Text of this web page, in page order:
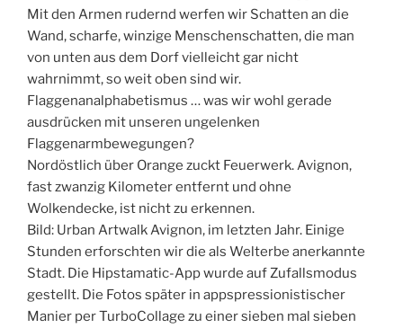
Mit den Armen rudernd werfen wir Schatten an die
Wand, scharfe, winzige Menschenschatten, die man
von unten aus dem Dorf vielleicht gar nicht
wahrnimmt, so weit oben sind wir.
Flaggenanalphabetismus … was wir wohl gerade
ausdrücken mit unseren ungelenken
Flaggenarmbewegungen?
Nordöstlich über Orange zuckt Feuerwerk. Avignon,
fast zwanzig Kilometer entfernt und ohne
Wolkendecke, ist nicht zu erkennen.
Bild: Urban Artwalk Avignon, im letzten Jahr. Einige
Stunden erforschten wir die als Welterbe anerkannte
Stadt. Die Hipstamatic-App wurde auf Zufallsmodus
gestellt. Die Fotos später in appspressionistischer
Manier per TurboCollage zu einer sieben mal sieben